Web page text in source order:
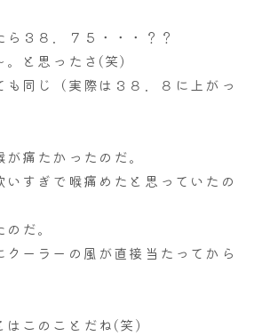
３８．７５・・・？？
。と思ったさ(笑)
も同じ（実際は３８．８に上がっ
痛たかったのだ。
いすぎで喉痛めたと思っていたの
だ。
クーラーの風が直接当たってから
はこのことだね(笑)